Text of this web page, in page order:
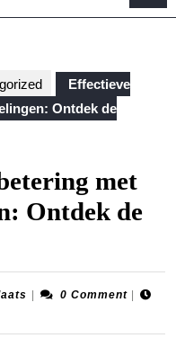
Effectieve
Ontdek de
met
Ontdek de
emotion-0 Comment